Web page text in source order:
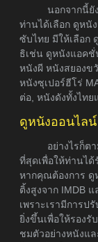
นอกจากนี้ยั
ท่านได้เลือก ดูหนั
ซับไทย มีให้เลือก
ธิเช่น ดูหนังแอค
หนังผี หนังสยองข
หนังซุเปอร์ฮีโร่
ต่อ, หนังดังทั้งไทย
ดูหนังออนไลน์
อย่างไรก็ต
ที่สุดเพื่อให้ท่านได้
หากคุณต้องการ ดู
ติ้งสูงจาก IMDB
เพราะเรามีการป
ยิ่งขึ้นเพื่อให้รอง
ชมตัวอย่างหนังแ